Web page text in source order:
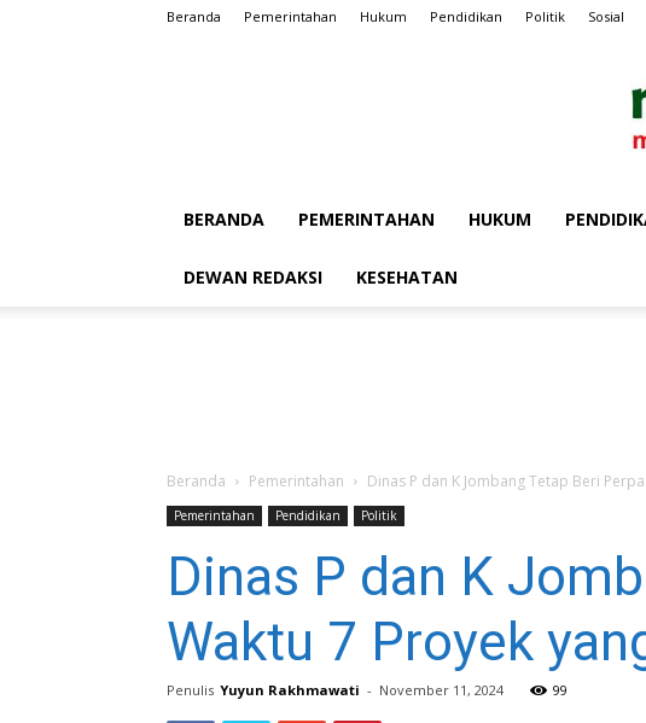
Beranda Pemerintahan Hukum Pendidikan Politik Sosial
BERANDA PEMERINTAHAN HUKUM
DEWAN REDAKSI KESEHATAN
Beranda Pemerintahan Dinas P dan K Jombang Tetap Beri
Pemerintahan Pendidikan Politik
Dinas P dan K
Waktu 7 Proyek
Penulis Yuyun Rakhmawati - November 11, 2024 99